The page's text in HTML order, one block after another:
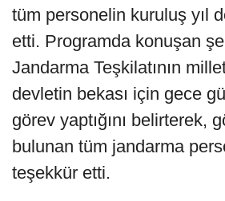
tüm personelin kuruluş yıl
etti. Programda konuşan
Jandarma Teşkilatının
devletin bekası için gece
görev yaptığını belirterek,
bulunan tüm jandarma
teşekkür etti.